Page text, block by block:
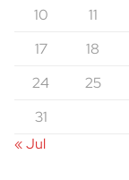
10
11
17
18
24
25
31
« Jul